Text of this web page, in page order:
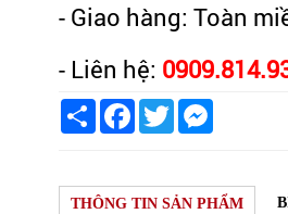
- Giao hàng: Toàn
- Liên hệ:
Share Facebook
Twitter
THÔNG TIN SẢN PHẨM